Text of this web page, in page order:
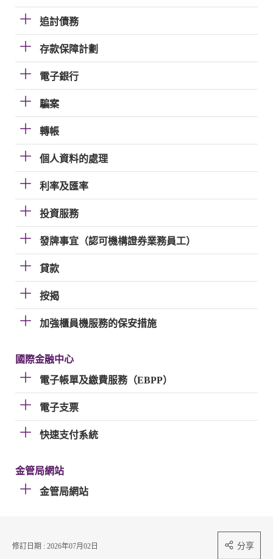
追討債務
存款保障計劃
電子銀行
騙案
轉帳
個人資料的處理
利率及匯率
投資服務
發牌事宜（認可機構證券業務員工）
貸款
按揭
加強櫃員機服務的保安措施
國際金融中心
電子帳單及繳費服務（EBPP）
電子支票
快速支付系統
金管局網站
金管局網站
修訂日期 : 2026年07月02日 分享